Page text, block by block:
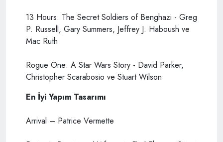
13 Hours: The Secret Soldiers of Benghazi - Greg
P. Russell, Gary Summers, Jeffrey J. Haboush ve
Mac Ruth
Rogue One: A Star Wars Story - David Parker,
Christopher Scarabosio ve Stuart Wilson
En İyi Yapım Tasarımı
Arrival – Patrice Vermette